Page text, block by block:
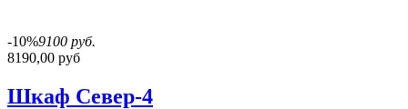
-10%9100 руб.
8190,00 руб
Шкаф Север-4